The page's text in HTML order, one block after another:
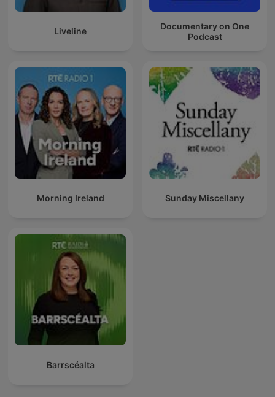
Liveline
Documentary on One
Podcast
Morning Ireland Sunday Miscellany
Barrscéalta